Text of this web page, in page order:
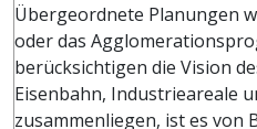
Übergeordnete Planungen
oder das
berücksichtigen die Vision
Eisenbahn, Industrieareale
zusammenliegen, ist es von